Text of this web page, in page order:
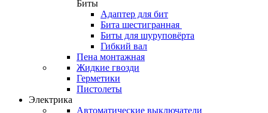
Биты
Адаптер для бит
Бита шестигранная
Биты для шуруповёрта
Гибкий вал
Пена монтажная
Жидкие гвозди
Герметики
Пистолеты
Электрика
Автоматические выключатели